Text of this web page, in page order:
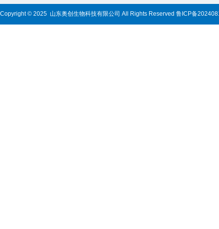
Copyright © 2025 山东奥创生物科技有限公司 All Rights Reserved 鲁ICP备